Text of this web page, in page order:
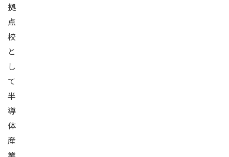
拠
点
校
と
し
て
半
導
体
産